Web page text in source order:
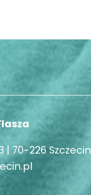
| 70-226 Szczecin